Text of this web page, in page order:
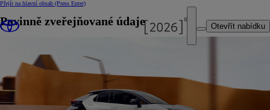
Přejít na hlavní obsah (Press Enter)
Otevřít nabídku
Povinně zveřejňované údaje